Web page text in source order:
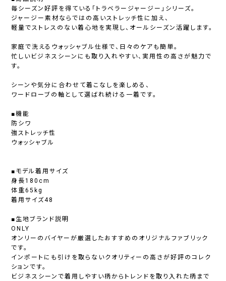
毎シーズン好評を得ている「トラベラージャージー」シリーズ。
ジャージー素材ならではの高いストレッチ性に加え、
軽量でストレスのない着心地を実現し、オールシーズン活躍します。
家庭で洗えるウォッシャブル仕様で、日々のケアも簡単。
忙しいビジネスシーンにも取り入れやすい、実用性の高さが魅力で
す。
シーンや気分に合わせて着こなしを楽しめる、
ワードローブの軸として選ばれ続ける一着です。
■機能
防シワ
強ストレッチ性
ウォッシャブル
■モデル着用サイズ
身長180cm
体重65kg
着用サイズ48
■生地ブランド説明
ONLY
オンリーのバイヤーが厳選したおすすめのオリジナルファブリック
です。
インポートにも引けを取らないクオリティーの高さが好評のコレク
ションです。
ビジネスシーンで着用しやすい柄からトレンドを取り入れた柄まで